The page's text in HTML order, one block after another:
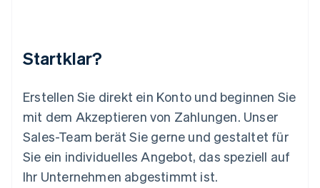
Startklar?
Erstellen Sie direkt ein Konto und beginnen Sie
mit dem Akzeptieren von Zahlungen. Unser
Sales-Team berät Sie gerne und gestaltet für
Sie ein individuelles Angebot, das speziell auf
Ihr Unternehmen abgestimmt ist.
Nederlands English
Norwegen
Österreich
Polen
English
Portugal
Português English
Rumänien